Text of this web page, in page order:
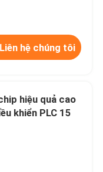
Liên hệ chúng tôi
hiệu quả cao
khiển PLC 15